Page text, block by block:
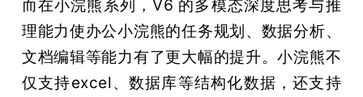
而在小浣熊系列，V6 的多模态深度思考与推
理能力使办公小浣熊的任务规划、数据分析、
文档编辑等能力有了更大幅的提升。小浣熊不
仅支持excel、数据库等结构化数据，还支持